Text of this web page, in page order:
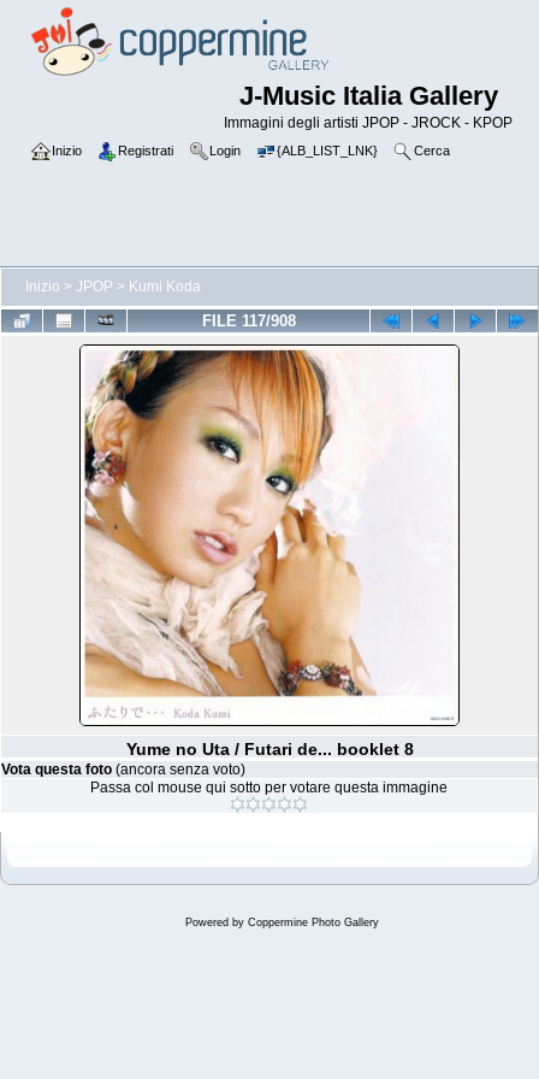
J-Music Italia Gallery
Immagini degli artisti JPOP - JROCK - KPOP
Inizio Registrati Login {ALB_LIST_LNK} Cerca
Inizio > JPOP > Kumi Koda
FILE 117/908
Yume no Uta / Futari de... booklet 8
Vota questa foto (ancora senza voto)
Passa col mouse qui sotto per votare questa immagine
Powered by Coppermine Photo Gallery